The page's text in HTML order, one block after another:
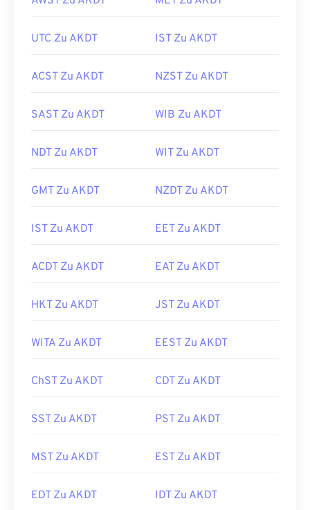
UTC Zu AKDT IST Zu AKDT
ACST Zu AKDT NZST Zu AKDT
SAST Zu AKDT WIB Zu AKDT
NDT Zu AKDT WIT Zu AKDT
GMT Zu AKDT NZDT Zu AKDT
IST Zu AKDT EET Zu AKDT
ACDT Zu AKDT EAT Zu AKDT
HKT Zu AKDT JST Zu AKDT
WITA Zu AKDT EEST Zu AKDT
ChST Zu AKDT CDT Zu AKDT
SST Zu AKDT PST Zu AKDT
MST Zu AKDT EST Zu AKDT
EDT Zu AKDT IDT Zu AKDT